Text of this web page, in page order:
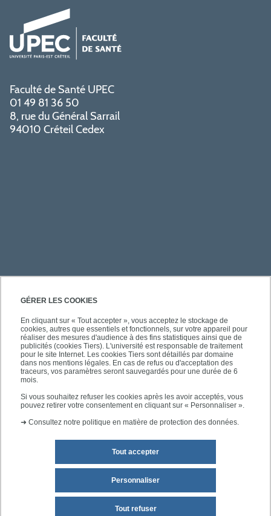
GÉRER LES COOKIES
En cliquant sur « Tout accepter », vous acceptez le stockage de
cookies, autres que essentiels et fonctionnels, sur votre appareil pour
réaliser des mesures d'audience à des fins statistiques ainsi que de
publicités (cookies Tiers). L'université est responsable de traitement
pour le site Internet. Les cookies Tiers sont détaillés par domaine
dans nos mentions légales. En cas de refus ou d'acceptation des
traceurs, vos paramètres seront sauvegardés pour une durée de 6
mois.
Si vous souhaitez refuser les cookies après les avoir acceptés, vous
pouvez retirer votre consentement en cliquant sur « Personnaliser ».
➜ Consultez notre politique en matière de protection des données.
Tout accepter
Tout refuser
Personnaliser
Faculté de Santé UPEC
01 49 81 36 50
8, rue du Général Sarrail
94010 Créteil Cedex
PRATIQUE
ACCÈS RAPIDES
SUIVEZ-NOUS
Mentions légales Plan du site